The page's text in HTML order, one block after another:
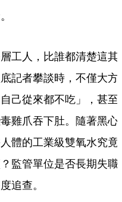
工人，比誰都清楚這其
記者攀談時，不僅大方
己從來都不吃」，甚至
雞爪吞下肚。隨著黑心
體的工業級雙氧水究竟
監管單位是否長期失職
追查。